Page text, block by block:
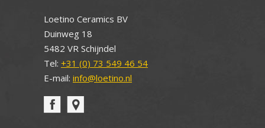
Loetino Ceramics BV
Duinweg 18
5482 VR Schijndel
Tel: +31 (0) 73 549 46 54
E-mail: info@loetino.nl